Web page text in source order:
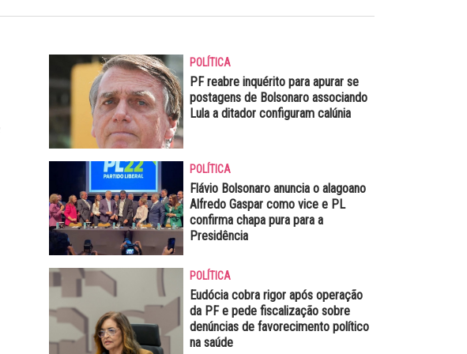
POLÍTICA
PF reabre inquérito para apurar se
postagens de Bolsonaro associando
Lula a ditador configuram calúnia
POLÍTICA
Flávio Bolsonaro anuncia o alagoano
Alfredo Gaspar como vice e PL
confirma chapa pura para a
Presidência
POLÍTICA
Eudócia cobra rigor após operação
da PF e pede fiscalização sobre
denúncias de favorecimento político
na saúde